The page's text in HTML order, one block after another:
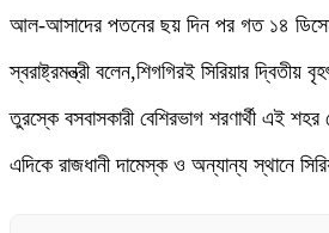
আল-আসাদের পতনের ছয় দিন পর গত ১৪
স্বরাষ্ট্রমন্ত্রী বলেন,শিগগিরই সিরিয়ার
তুরস্কে বসবাসকারী বেশিরভাগ শরণার্থী এই শহর
এদিকে রাজধানী দামেস্ক ও অন্যান্য স্থানে